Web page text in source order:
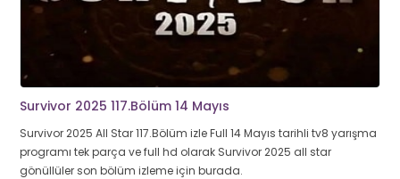
Survivor 2025 117.Bölüm 14 Mayıs
Survivor 2025 All Star 117.Bölüm izle Full 14 Mayıs tarihli tv8 yarışma
programı tek parça ve full hd olarak Survivor 2025 all star
gönüllüler son bölüm izleme için burada.